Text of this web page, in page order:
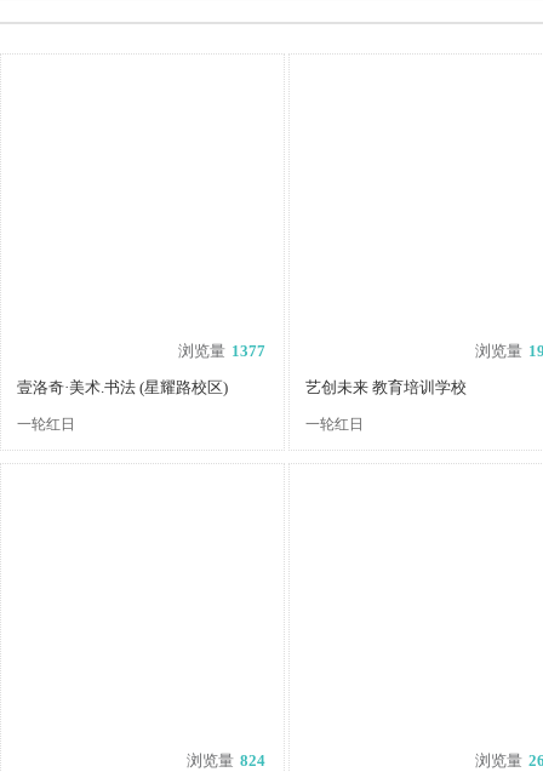
浏览量 1377
壹洛奇·美术.书法 (星耀路校区)
一轮红日
浏览量
艺创未来 教育培训学校
一轮红日
浏览量 824
浏览量